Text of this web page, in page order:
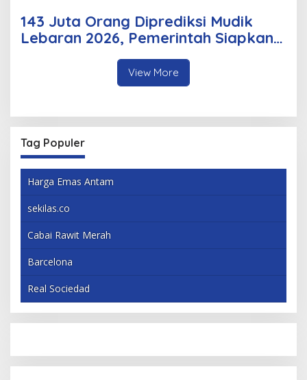
143 Juta Orang Diprediksi Mudik
Lebaran 2026, Pemerintah Siapkan
Berbagai Inovasi
View More
Tag Populer
Harga Emas Antam
sekilas.co
Cabai Rawit Merah
Barcelona
Real Sociedad